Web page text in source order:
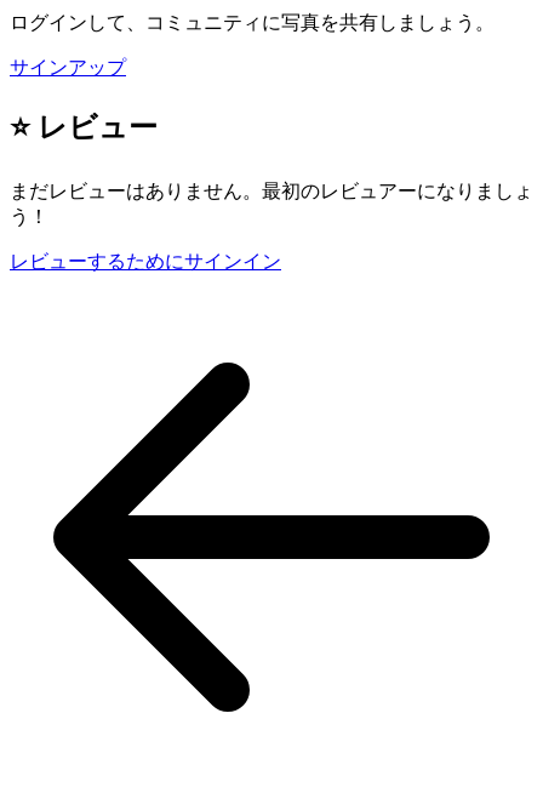
ログインして、コミュニティに写真を共有しましょう。
サインアップ
⭐ レビュー
まだレビューはありません。最初のレビュアーになりましょ
う！
レビューするためにサインイン